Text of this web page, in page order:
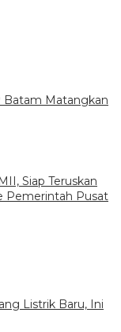
Batam Matangkan
Siap Teruskan
Pemerintah Pusat
Listrik Baru, Ini